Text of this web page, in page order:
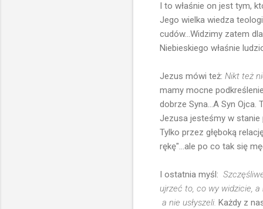
I to właśnie on jest tym,
Jego wielka wiedza
cudów...Widzimy zatem
Niebieskiego właśnie
Jezus mówi też: Nikt też
mamy mocne
dobrze Syna...A Syn
Jezusa jesteśmy w stanie
Tylko przez głęboką
rękę"...ale po co tak się
I ostatnia myśl:
ujrzeć to, co wy widzicie, a
a nie usłyszeli. Każdy z